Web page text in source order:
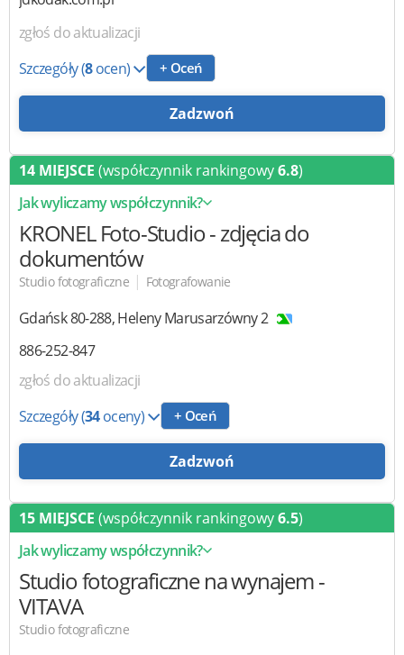
zgłoś do aktualizacji
Szczegóły(8ocen) + Oceń
Zadzwoń
14 MIEJSCE (współczynnik rankingowy6.8)
Jak wyliczamy współczynnik?
KRONEL Foto-Studio- zdjęcia do
dokumentów
Studio fotograficzne | Fotografowanie
Gdańsk80-288,Heleny Marusarzówny 2
886-252-847
zgłoś do aktualizacji
Szczegóły(34oceny) + Oceń
Zadzwoń
15 MIEJSCE (współczynnik rankingowy6.5)
Jak wyliczamy współczynnik?
Studio fotograficzne na wynajem -
VITAVA
Studio fotograficzne